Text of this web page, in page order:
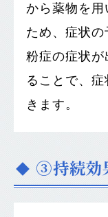
から薬物を用
ため、症状
粉症の症状
ることで、
きます。
③持続効